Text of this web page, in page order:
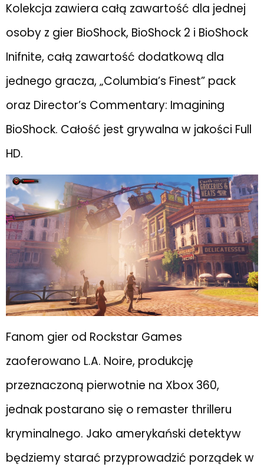
Kolekcja zawiera całą zawartość dla jednej
osoby z gier BioShock, BioShock 2 i BioShock
Inifnite, całą zawartość dodatkową dla
jednego gracza, „Columbia’s Finest” pack
oraz Director’s Commentary: Imagining
BioShock. Całość jest grywalna w jakości Full
HD.
Fanom gier od Rockstar Games
zaoferowano L.A. Noire, produkcję
przeznaczoną pierwotnie na Xbox 360,
jednak postarano się o remaster thrilleru
kryminalnego. Jako amerykański detektyw
będziemy starać przyprowadzić porządek w